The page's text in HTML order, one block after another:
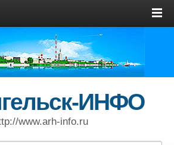
ИНФО
www.arh-info.ru